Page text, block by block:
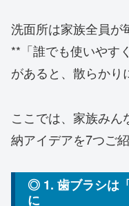
洗面所は家族全員が
**「誰でも使いやす
があると、散らかり
ここでは、家族みん
納アイデアを7つご
◎ 1. 歯ブラシは
に